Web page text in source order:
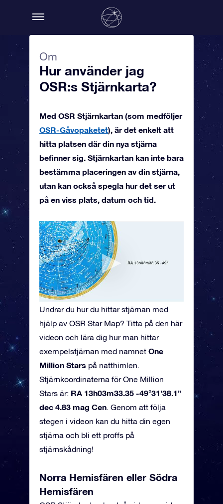
Om
Hur använder jag
OSR:s Stjärnkarta?
Med OSR Stjärnkartan (som medföljer
OSR-Gåvopaketet), är det enkelt att
hitta platsen där din nya stjärna
befinner sig. Stjärnkartan kan inte bara
bestämma placeringen av din stjärna,
utan kan också spegla hur det ser ut
på en viss plats, datum och tid.
Undrar du hur du hittar stjärnan med
hjälp av OSR Star Map? Titta på den här
videon och lära dig hur man hittar
exempelstjärnan med namnet One
Million Stars på natthimlen.
Stjärnkoordinaterna för One Million
Stars är: RA 13h03m33.35 -49°31’38.1”
dec 4.83 mag Cen. Genom att följa
stegen i videon kan du hitta din egen
stjärna och bli ett proffs på
stjärnskådning!
Norra Hemisfären eller Södra
Hemisfären